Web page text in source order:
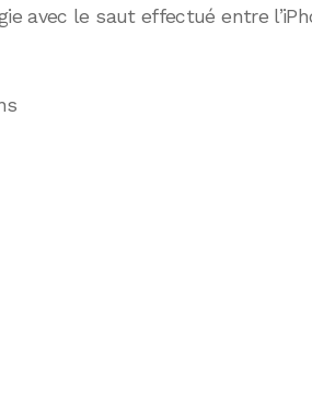
avec le saut effectué entre